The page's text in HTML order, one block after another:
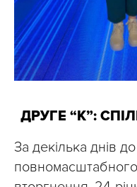
ДРУГЕ “К”:
За декілька днів